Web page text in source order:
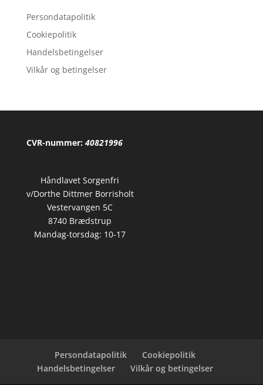
Persondatapolitik
Cookiepolitik
Handelsbetingelser
Vilkår og betingelser
CVR-nummer: 40821996
Håndlavet Sorgenfri
v/Dorthe Dittmer Borrisholt
Vestervangen 5C
8740 Brædstrup
Mandag-torsdag: 10-17
Persondatapolitik
Cookiepolitik
Handelsbetingelser
Vilkår og betingelser